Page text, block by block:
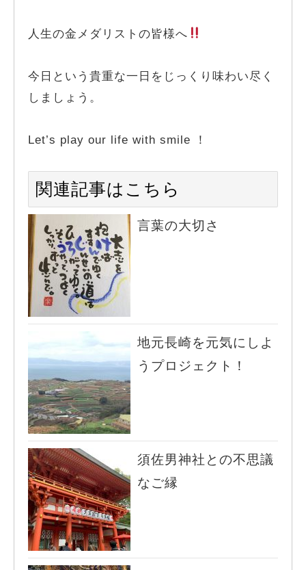
人生の金メダリストの皆様へ
今日という貴重な一日をじっくり味わい尽く
しましょう。
Let’s play our life with smile ！
関連記事はこちら
言葉の大切さ
地元長崎を元気にしよ
うプロジェクト！
須佐男神社との不思議
なご縁